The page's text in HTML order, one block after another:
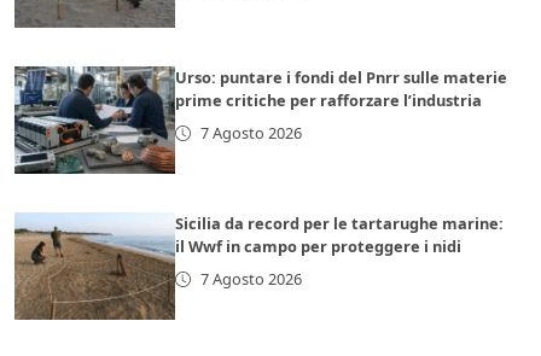
Urso: puntare i fondi del Pnrr sulle materie
prime critiche per rafforzare l’industria
7 Agosto 2026
Sicilia da record per le tartarughe marine:
il Wwf in campo per proteggere i nidi
7 Agosto 2026